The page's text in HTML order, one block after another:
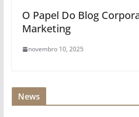
O Papel Do Blog
Marketing
novembro 10, 2025
News